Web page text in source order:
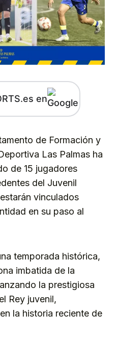
en
de Formación y
Las Palmas ha
de 15 jugadores
del Juvenil
vinculados
en su paso al
temporada histórica,
imbatida de la
la prestigiosa
Rey juvenil,
la historia reciente de